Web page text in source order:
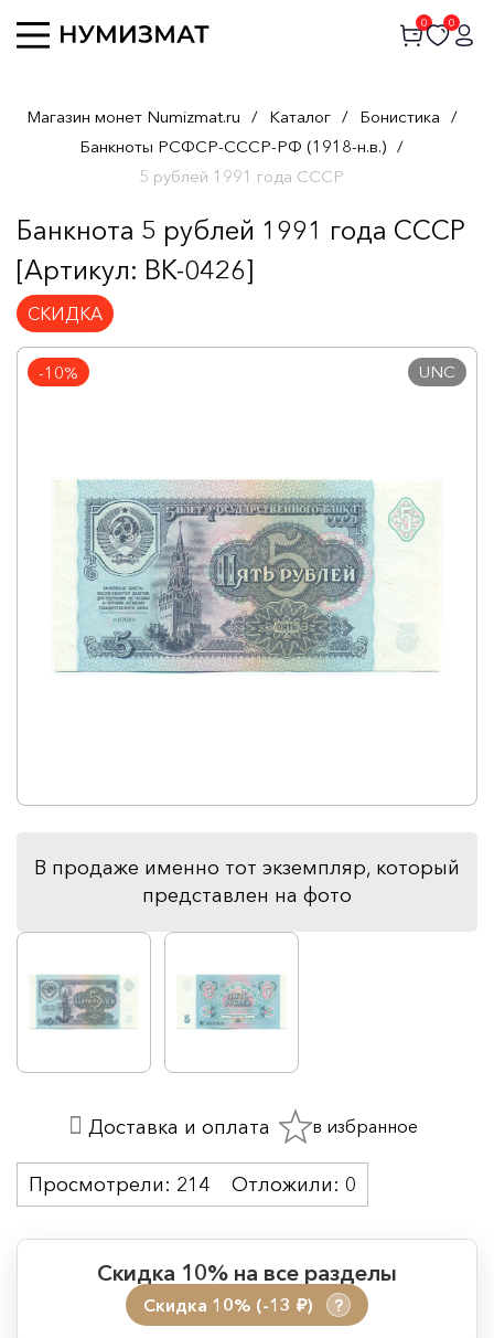
0 0
Магазин монет Numizmat.ru / Каталог / Бонистика /
Банкноты РСФСР-СССР-РФ (1918-н.в.) /
5 рублей 1991 года СССР
Банкнота 5 рублей 1991 года СССР
[Артикул: BK-0426]
СКИДКА
-10% UNC
В продаже именно тот экземпляр, который
представлен на фото
Скидка 10% на все разделы
Скидка 10% (-13 руб.) ?
Просмотрели: 214 Отложили: 0
Доставка и оплата в избранное